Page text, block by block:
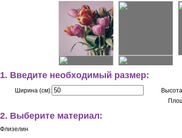
1. Введите необходимый размер:
Ширина (см):
2. Выберите материал:
Флизелин